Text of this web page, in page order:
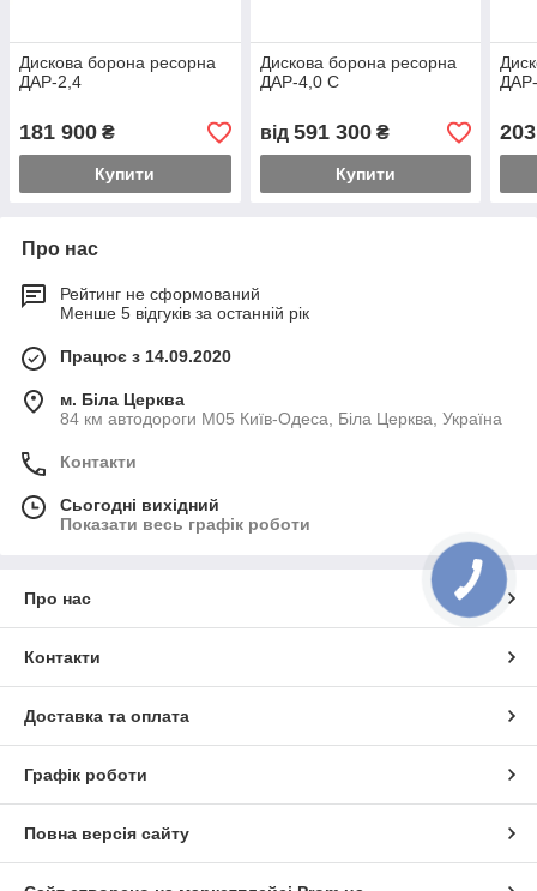
Дискова борона ресорна
ДАР-2,4
181 900 ₴
Купити
Дискова борона ресорна
ДАР-4,0 С
від 591 300₴
Купити
Про нас
Рейтинг не сформований
Менше 5 відгуків за останній рік
Працює з 14.09.2020
м. Біла Церква
84 км автодороги М05 Київ-Одеса, Біла Церква, Україна
Контакти
Сьогодні вихідний
Показати весь графік роботи
Про нас
Контакти
Доставка та оплата
Графік роботи
Повна версія сайту